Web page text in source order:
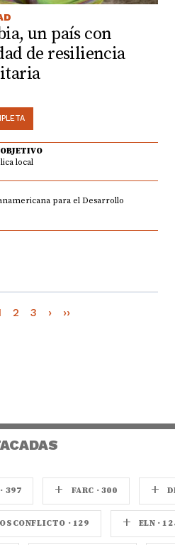
un país con
de resiliencia
local
para el Desarrollo
2 3 › ››
397 + FARC · 300 +
· 129 + ELN ·